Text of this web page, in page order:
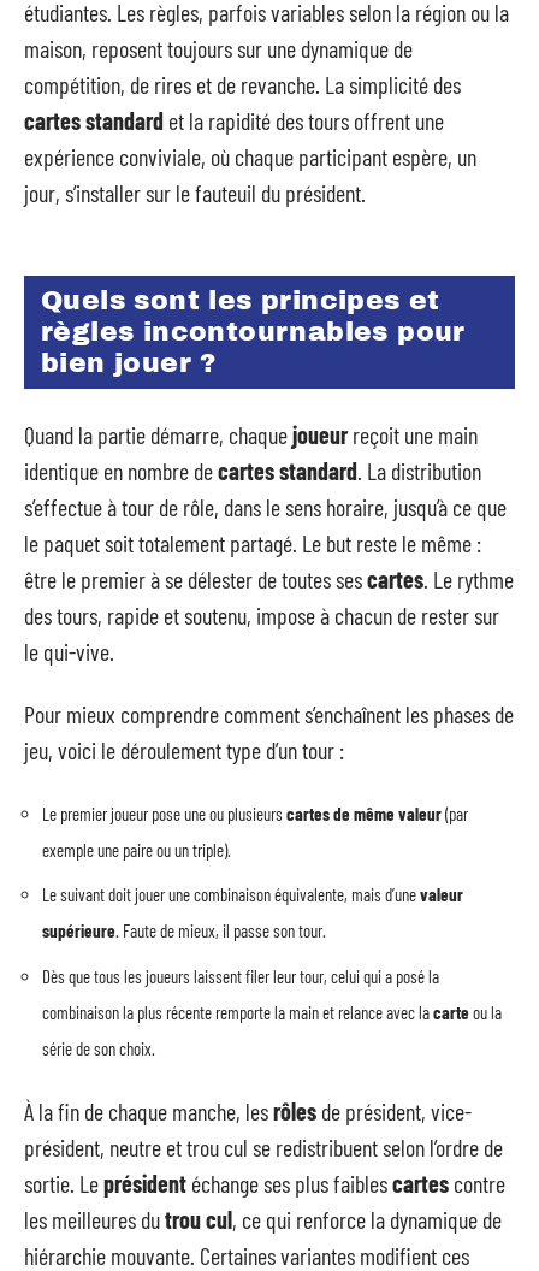
étudiantes. Les règles, parfois variables selon la région ou la
maison, reposent toujours sur une dynamique de
compétition, de rires et de revanche. La simplicité des
cartes standard et la rapidité des tours offrent une
expérience conviviale, où chaque participant espère, un
jour, s’installer sur le fauteuil du président.
Quels sont les principes et
règles incontournables pour
bien jouer ?
Quand la partie démarre, chaquejoueurreçoit une main
identique en nombre decartes standard . La distribution
s’effectue à tour de rôle, dans le sens horaire, jusqu’à ce que
le paquet soit totalement partagé. Le but reste le même :
être le premier à se délester de toutes sescartes . Le rythme
des tours, rapide et soutenu, impose à chacun de rester sur
le qui-vive.
Pour mieux comprendre comment s’enchaînent les phases de
jeu, voici le déroulement type d’un tour :
Le premier joueur pose une ou plusieurs cartes de même valeur(par
exemple une paire ou un triple).
Le suivant doit jouer une combinaison équivalente, mais d’unevaleur
supérieure. Faute de mieux, il passe son tour.
Dès que tous les joueurs laissent filer leur tour, celui qui a posé la
combinaison la plus récente remporte la main et relance avec lacarteou la
série de son choix.
À la fin de chaque manche, lesrôles de président, vice-
président, neutre et trou cul se redistribuent selon l’ordre de
sortie. Leprésident échange ses plus faiblescartes contre
les meilleures dutrou cul, ce qui renforce la dynamique de
hiérarchie mouvante. Certaines variantes modifient ces